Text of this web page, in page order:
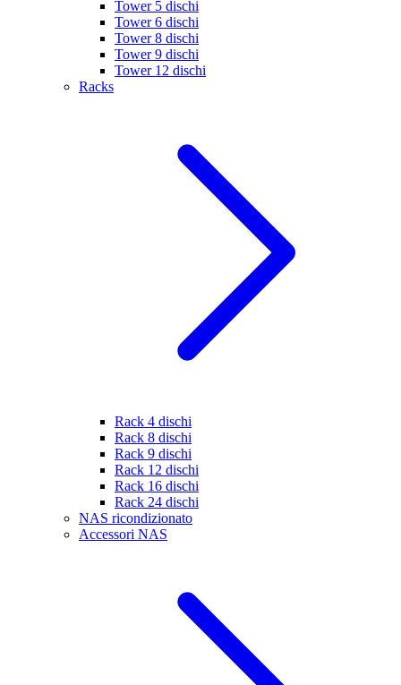
Tower 5 dischi
Tower 6 dischi
Tower 8 dischi
Tower 9 dischi
Tower 12 dischi
Racks
Rack 4 dischi
Rack 8 dischi
Rack 9 dischi
Rack 12 dischi
Rack 16 dischi
Rack 24 dischi
NAS ricondizionato
Accessori NAS